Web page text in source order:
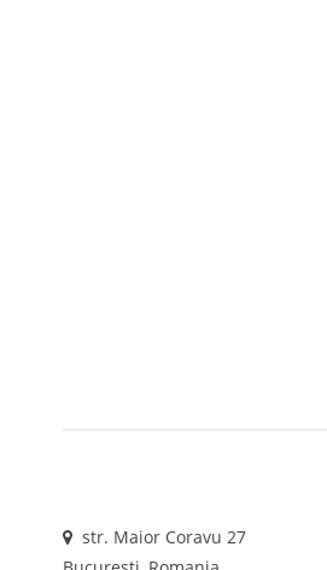
str. Maior Coravu 27